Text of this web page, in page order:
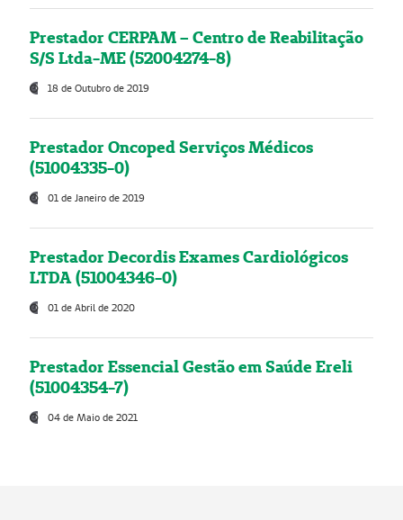
Prestador CERPAM – Centro de Reabilitação
S/S Ltda-ME (52004274-8)
18 de Outubro de 2019
Prestador Oncoped Serviços Médicos
(51004335-0)
01 de Janeiro de 2019
Prestador Decordis Exames Cardiológicos
LTDA (51004346-0)
01 de Abril de 2020
Prestador Essencial Gestão em Saúde Ereli
(51004354-7)
04 de Maio de 2021